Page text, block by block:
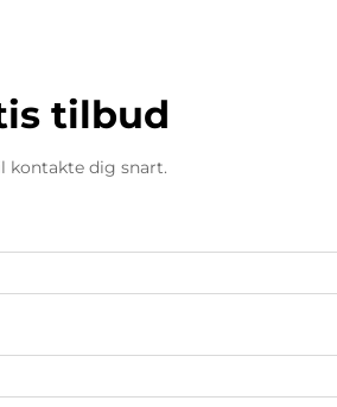
tilbud
kontakte dig snart.